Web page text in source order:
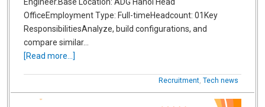
OfficeEmployment Type: Full-timeHeadcount: 01Key
ResponsibilitiesAnalyze, build configurations, and
compare similar…
[Read more...]
Recruitment Tech news